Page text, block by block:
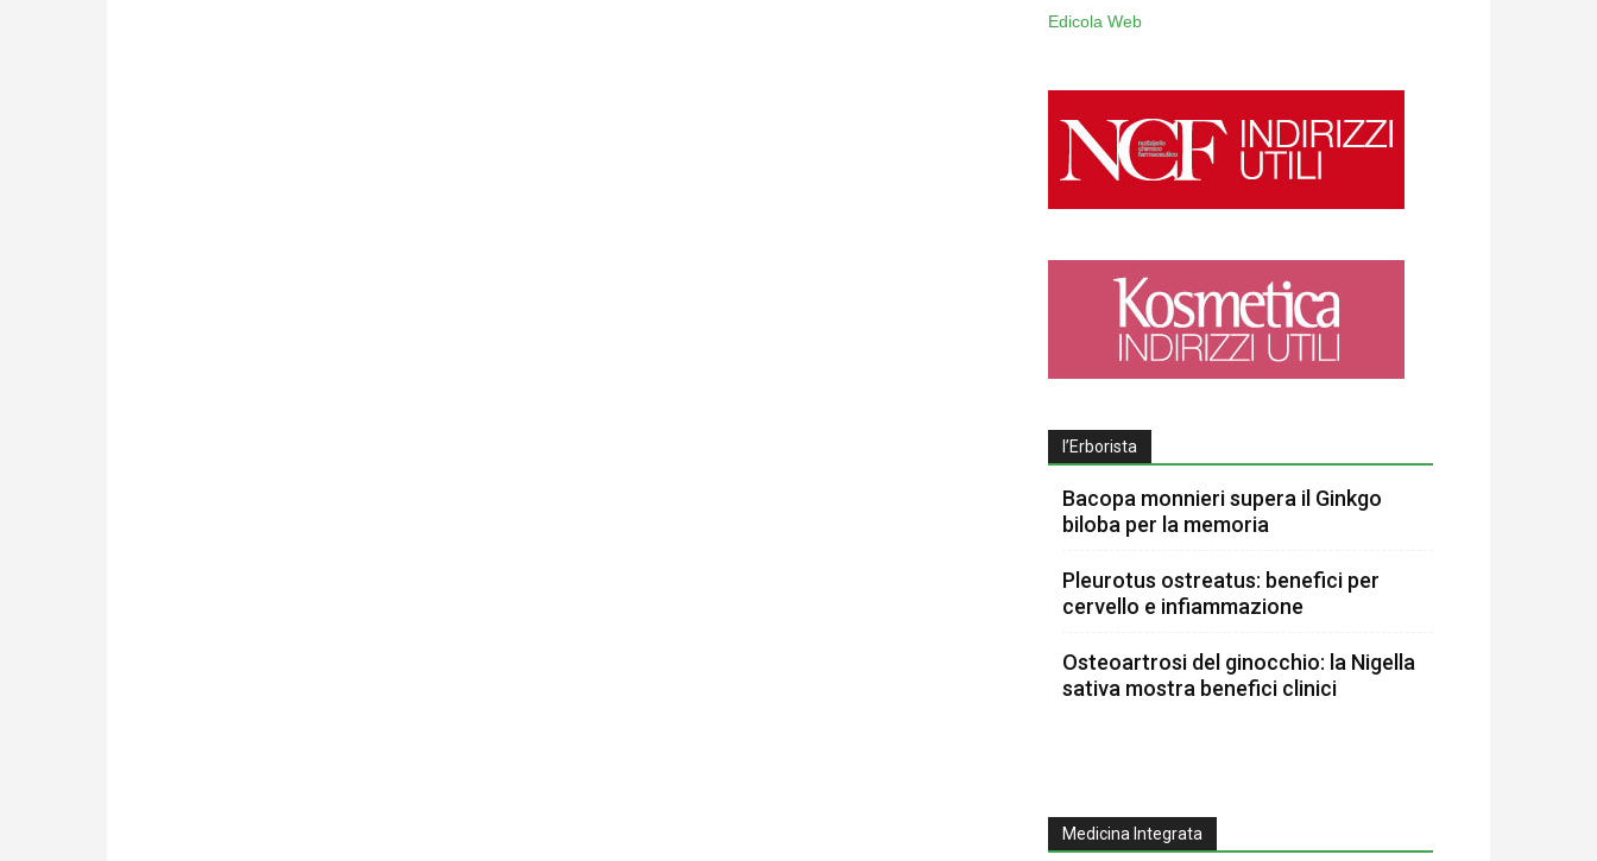
Edicola Web
l’Erborista
Bacopa monnieri supera il Ginkgo
biloba per la memoria
Pleurotus ostreatus: benefici per
cervello e infiammazione
Osteoartrosi del ginocchio: la Nigella
sativa mostra benefici clinici
Medicina Integrata